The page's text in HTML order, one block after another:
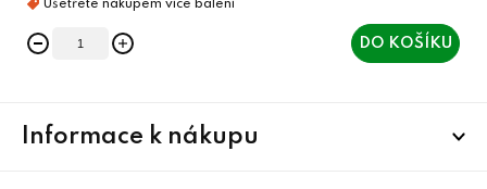
DO KOŠÍKU
Informace k nákupu